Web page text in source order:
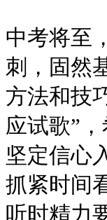
中考将至
刺，固然
方法和技
应试歌”
坚定信心
抓紧时间
听时精力